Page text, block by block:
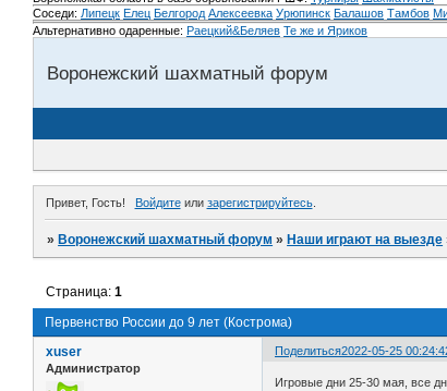
Соседи: Липецк Елец Белгород Алексеевка Урюпинск Балашов Тамбов
Альтернативно одаренные: Раецкий&Беляев Те же и Яриков
Воронежский шахматный форум
Привет, Гость! Войдитеили зарегистрируйтесь.
»Воронежский шахматный форум »Наши играют на выезде
Первенство России до 9 лет (Кострома)
Страница:1
Поделиться2022-05-25
xuser
Администратор
Игровые дни 25-30 мая, все